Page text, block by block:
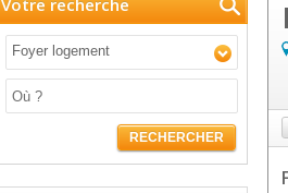
Votre recherche
Foyer logement
RECHERCHER